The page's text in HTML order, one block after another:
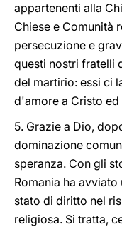
appartenenti alla
Chiese e Comunità
persecuzione e
questi nostri fratelli
del martirio: essi ci
d'amore a Cristo ed
5. Grazie a Dio,
dominazione
speranza. Con gli
Romania ha
stato di diritto nel
religiosa. Si tratta,